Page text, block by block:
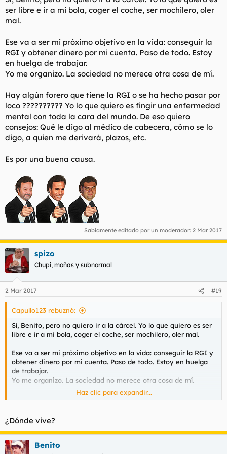
Si alguien quiere hacerme ver que estoy equivocado, puede
intentarlo.
ser libre e ir a mi bola, coger el coche, ser mochilero, oler
mal.
Ese va a ser mi próximo objetivo en la vida: conseguir la
RGI y obtener dinero por mi cuenta. Paso de todo. Estoy
en huelga de trabajar.
Yo me organizo. La sociedad no merece otra cosa de mí.
Hay algún forero que tiene la RGI o se ha hecho pasar por
loco ?????????? Yo lo que quiero es fingir una enfermedad
mental con toda la cara del mundo. De eso quiero
consejos: Qué le digo al médico de cabecera, cómo se lo
digo, a quien me derivará, plazos, etc.
Es por una buena causa.
Sabiamente editado por un moderador: 2 Mar 2017
spizo
Chupi, moñas y subnormal
2 Mar 2017 #19
Capullo123 rebuznó:
Sí, Benito, pero no quiero ir a la cárcel. Yo lo que quiero es ser
libre e ir a mi bola, coger el coche, ser mochilero, oler mal.
Ese va a ser mi próximo objetivo en la vida: conseguir la RGI y
obtener dinero por mi cuenta. Paso de todo. Estoy en huelga
de trabajar.
Yo me organizo. La sociedad no merece otra cosa de mí.
Hay algún forero que tiene la RGI o se ha hecho pasar por loco
con toda la cara del mundo. De eso quiero consejos: Qué le
digo al médico de cabecera, cómo se lo digo, a quien me
derivará, plazos, etc.
Haz clic para expandir...
¿Dónde vive?
Benito